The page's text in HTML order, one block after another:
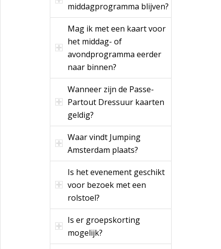
middagprogramma blijven?
Mag ik met een kaart voor
het middag- of
avondprogramma eerder
naar binnen?
Wanneer zijn de Passe-
Partout Dressuur kaarten
geldig?
Waar vindt Jumping
Amsterdam plaats?
Is het evenement geschikt
voor bezoek met een
rolstoel?
Is er groepskorting
mogelijk?